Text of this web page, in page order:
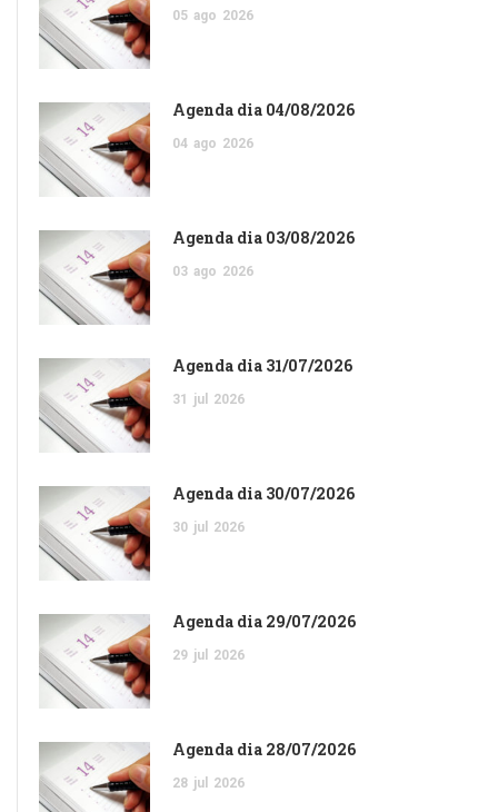
05 ago 2026
Agenda dia 04/08/2026
04 ago 2026
Agenda dia 03/08/2026
03 ago 2026
Agenda dia 31/07/2026
31 jul 2026
Agenda dia 30/07/2026
30 jul 2026
Agenda dia 29/07/2026
29 jul 2026
Agenda dia 28/07/2026
28 jul 2026